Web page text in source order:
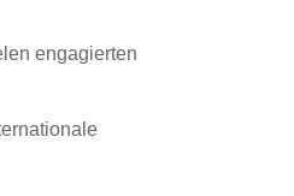
engagierten